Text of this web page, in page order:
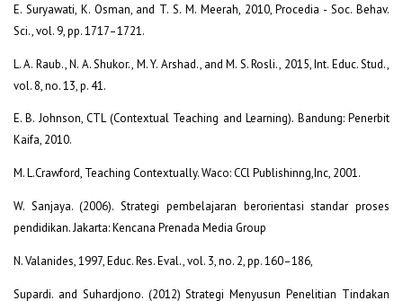
E. Suryawati, K. Osman, and T. S. M. Meerah, 2010, Procedia - Soc. Behav.
Sci., vol. 9, pp. 1717–1721.
L. A. Raub., N. A. Shukor., M. Y. Arshad., and M. S. Rosli., 2015, Int. Educ. Stud.,
vol. 8, no. 13, p. 41.
E. B. Johnson, CTL (Contextual Teaching and Learning). Bandung: Penerbit
Kaifa, 2010.
M. L.Crawford, Teaching Contextually. Waco: CCl Publishinng,Inc, 2001.
W. Sanjaya. (2006). Strategi pembelajaran berorientasi standar proses
pendidikan. Jakarta: Kencana Prenada Media Group
N. Valanides, 1997, Educ. Res. Eval., vol. 3, no. 2, pp. 160–186,
Supardi. and Suhardjono. (2012) Strategi Menyusun Penelitian Tindakan